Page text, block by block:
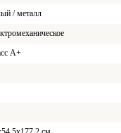
/ металл
A+